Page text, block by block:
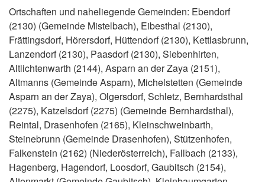
Ortschaften und naheliegende Gemeinden: Ebendorf
(2130) (Gemeinde Mistelbach), Eibesthal (2130),
Frättingsdorf, Hörersdorf, Hüttendorf (2130), Kettlasbrunn,
Lanzendorf (2130), Paasdorf (2130), Siebenhirten,
Altlichtenwarth (2144), Asparn an der Zaya (2151),
Altmanns (Gemeinde Asparn), Michelstetten (Gemeinde
Asparn an der Zaya), Olgersdorf, Schletz, Bernhardsthal
(2275), Katzelsdorf (2275) (Gemeinde Bernhardsthal),
Reintal, Drasenhofen (2165), Kleinschweinbarth,
Steinebrunn (Gemeinde Drasenhofen), Stützenhofen,
Falkenstein (2162) (Niederösterreich), Fallbach (2133),
Hagenberg, Hagendorf, Loosdorf, Gaubitsch (2154),